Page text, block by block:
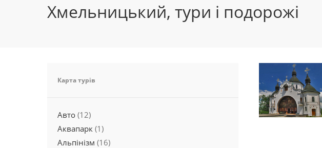
Хмельницький, тури і подорожі
Карта турів
Авто (12)
Аквапарк (1)
Альпінізм (16)